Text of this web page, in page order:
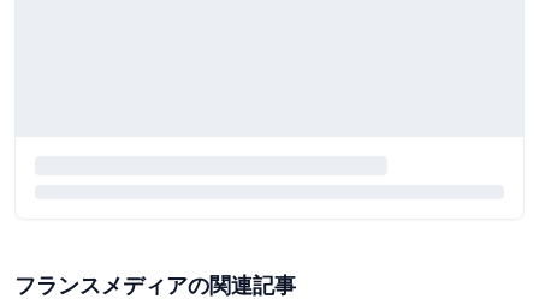
フランスメディアの関連記事